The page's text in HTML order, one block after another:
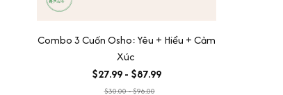
Combo 3 Cuốn Osho: Yêu + Hiểu + Cảm
Xúc
$27.99 - $87.99
$30.00 - $96.00